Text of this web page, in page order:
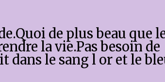
de plus beau que
la vie.Pas besoin de
dans le sang l or et le